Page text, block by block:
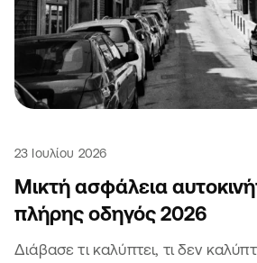
23 Ιουλίου 2026
Μικτή ασφάλεια
πλήρης οδηγός 2026
Διάβασε τι καλύπτει, τι δεν